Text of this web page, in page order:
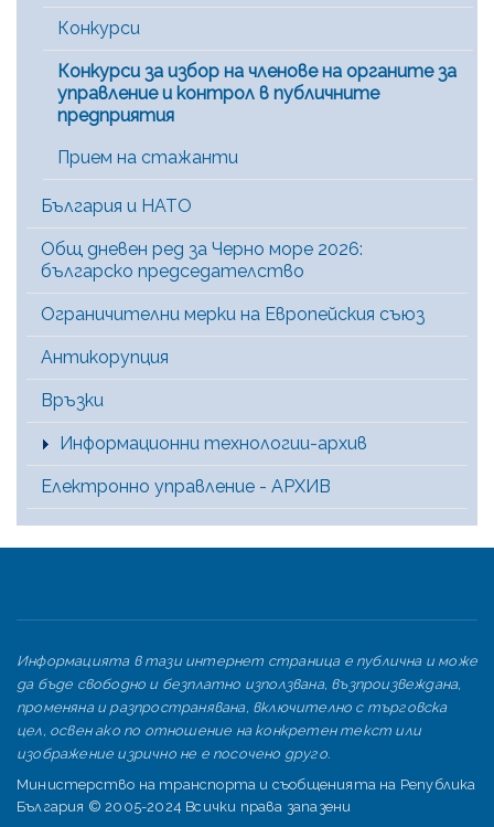
Конкурси
Конкурси за избор на членове на органите за
управление и контрол в публичните
предприятия
Прием на стажанти
България и НАТО
Общ дневен ред за Черно море 2026:
българско председателство
Ограничителни мерки на Европейския съюз
Антикорупция
Връзки
Информационни технологии-архив
Електронно управление - АРХИВ
Информацията в тази интернет страница е публична и може
да бъде свободно и безплатно използвана, възпроизвеждана,
променяна и разпространявана, включително с търговска
цел, освен ако по отношение на конкретен текст или
изображение изрично не е посочено друго.
Министерство на транспорта и съобщенията на Република
България © 2005-2024 Всички права запазени